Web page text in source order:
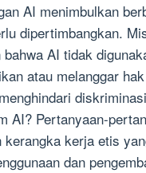
AI menimbulkan
dipertimbangkan.
AI tidak
atau melanggar
AI? Pertanyaan-
kerangka kerja etis
dan